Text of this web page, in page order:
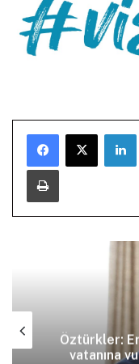
Yazdır
Öztürkler:
vatanına